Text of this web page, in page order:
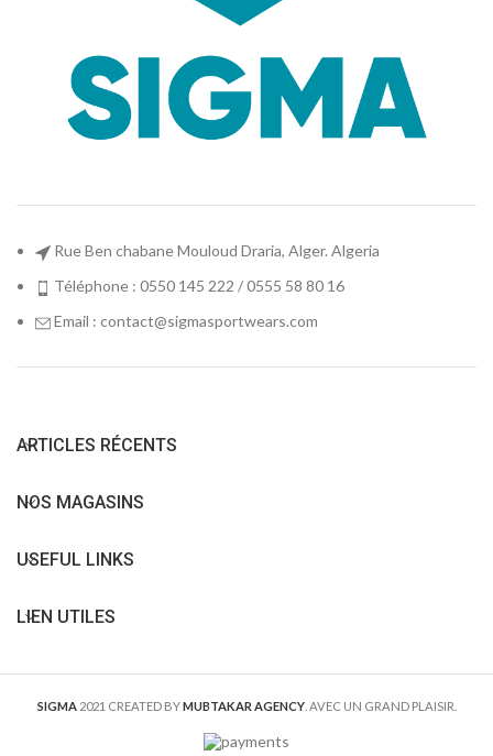
Rue Ben chabane Mouloud Draria, Alger. Algeria
Téléphone : 0550 145 222 / 0555 58 80 16
Email : contact@sigmasportwears.com
ARTICLES RÉCENTS
NOS MAGASINS
USEFUL LINKS
LIEN UTILES
SIGMA 2021 CREATED BYMUBTAKAR AGENCY. AVEC UN GRAND PLAISIR.